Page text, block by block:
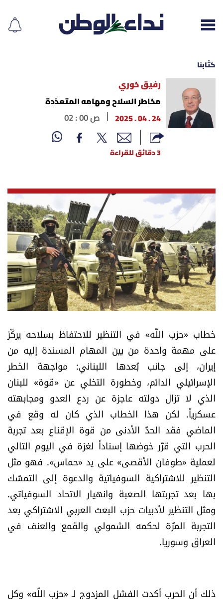
إقرأ الجريدة
لبنان
محليات
أسرار
متفرقات
نداء القرّاء
خاص الموقع
كتّابنا
تحت المجهر
آراء
اقتصاد
العالم
الصحافة الإسرائيلية
ثقافة وفنون
فصل من كتاب
كتّابنا
رفيق خوري
مخاطر السلاح ومهامه المتعدّدة
24 . 04 . 2025
02 : 00 ص
3 دقائق للقراءة
خطاب «حزب اللّه» في التنظير للاحتفاظ بسلاحه يركّز
على مهمة واحدة من بين المهام المسندة إليه من
إيران، إلى جانب بُعدها اللبناني: مواجهة الخطر
الإسرائيلي الدائم، وخطورة التخلي عن «قوة» للبنان
الذي لا تزال دولته عاجزة عن ردع العدو ومجابهته
عسكرياً. لكن هذا الخطاب الذي كان له وقع في
الماضي فقد الحدّ الأدنى من قوة الإقناع بعد تجربة
الحرب التي قرّر خوضها إسناداً لغزة في اليوم التالي
لعملية «طوفان الأقصى» على يد «حماس». فهو مثل
التنظير للاشتراكية السوفياتية والدعوة إلى التمسّك
بها بعد تجربتها الصعبة وانهيار الاتحاد السوفياتي.
ومثل التنظير لأدبيات حزب البعث العربي الاشتراكي بعد
التجربة المرّة لحكمه الشمولي والقمع والعنف في
العراق وسوريا.
ذلك أن الحرب أكدت الفشل المزدوج لـ «حزب اللّه» وكل